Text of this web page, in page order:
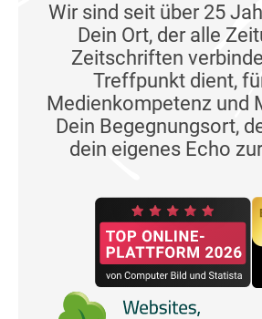
Wir sind seit über 25
Dein Ort, der alle
Zeitschriften
Treffpunkt dient,
Medienkompetenz und
Dein Begegnungsort,
dein eigenes Echo